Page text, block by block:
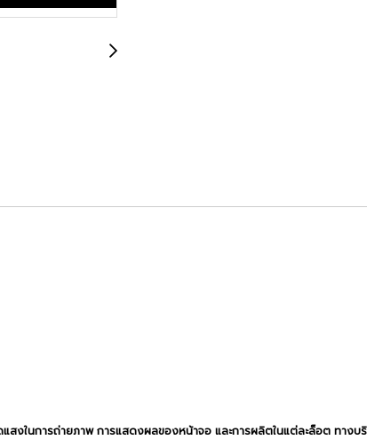
สงในการถ่ายภาพ การแสดงผลของหน้าจอ และการผลิตในแต่ละล็อต ทาง